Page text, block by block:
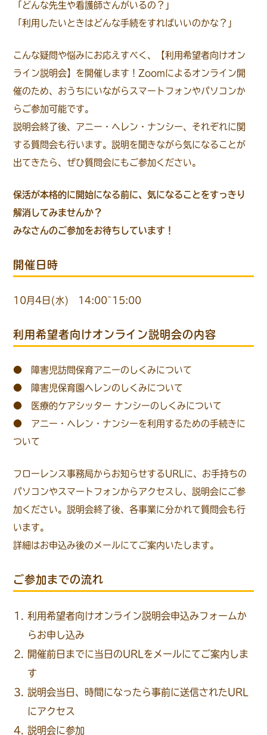
「どんな先生や看護師さんがいるの？」
「利用したいときはどんな手続をすればいいのかな？」
こんな疑問や悩みにお応えすべく、【利用希望者向けオン
ライン説明会】を開催します！Zoomによるオンライン開
催のため、おうちにいながらスマートフォンやパソコンか
らご参加可能です。
説明会終了後、アニー・ヘレン・ナンシー、それぞれに関
する質問会も行います。説明を聞きながら気になることが
出てきたら、ぜひ質問会にもご参加ください。
保活が本格的に開始になる前に、気になることをすっきり
解消してみませんか？
みなさんのご参加をお待ちしています！
開催日時
10月4日(水) 14:00~15:00
利用希望者向けオンライン説明会の内容
● 障害児訪問保育アニーのしくみについて
● 障害児保育園ヘレンのしくみについて
● 医療的ケアシッター ナンシーのしくみについて
● アニー・ヘレン・ナンシーを利用するための手続きに
ついて
フローレンス事務局からお知らせするURLに、お手持ちの
パソコンやスマートフォンからアクセスし、説明会にご参
加ください。説明会終了後、各事業に分かれて質問会も行
います。
詳細はお申込み後のメールにてご案内いたします。
ご参加までの流れ
利用希望者向けオンライン説明会申込みフォームか
らお申し込み
開催前日までに当日のURLをメールにてご案内しま
す
説明会当日、時間になったら事前に送信されたURL
にアクセス
説明会に参加